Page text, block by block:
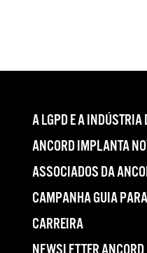
A LGPD E A INDÚSTRIA
ANCORD IMPLANTA
ASSOCIADOS DA
CAMPANHA GUIA
CARREIRA